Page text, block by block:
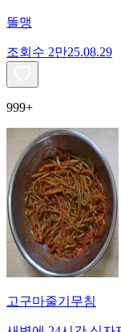
똘맹
조회수 2만25.08.29
999+
고구마줄기무침